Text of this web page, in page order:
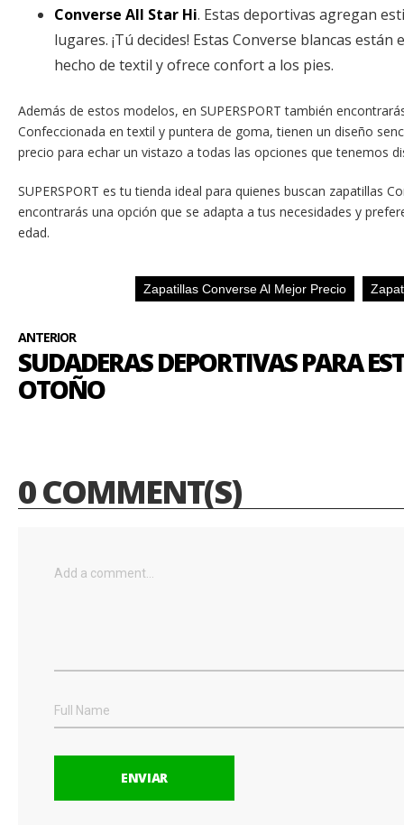
Converse All Star Hi. Estas deportivas agregan
lugares. ¡Tú decides! Estas Converse blancas
hecho de textil y ofrece confort a los pies.
Además de estos modelos, en SUPERSPORT también
Confeccionada en textil y puntera de goma, tienen un diseño
precio para echar un vistazo a todas las opciones que tenemos
SUPERSPORT es tu tienda ideal para quienes buscan zapatillas
encontrarás una opción que se adapta a tus necesidades y
edad.
Zapatillas Converse Al Mejor Precio
ANTERIOR
SUDADERAS DEPORTIVAS PARA
OTOÑO
0 COMMENT(S)
ENVIAR